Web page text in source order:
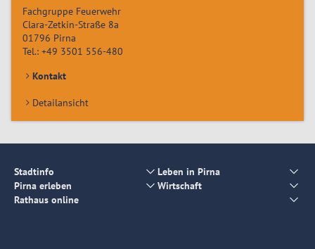
Fachgruppe Feuerwehr
Clara-Zetkin-Straße 8a
01796 Pirna
Tel.: +49 3501 556-480
Kontakt
Detailansicht
Stadtinfo
Leben in Pirna
Pirna erleben
Wirtschaft
Rathaus online